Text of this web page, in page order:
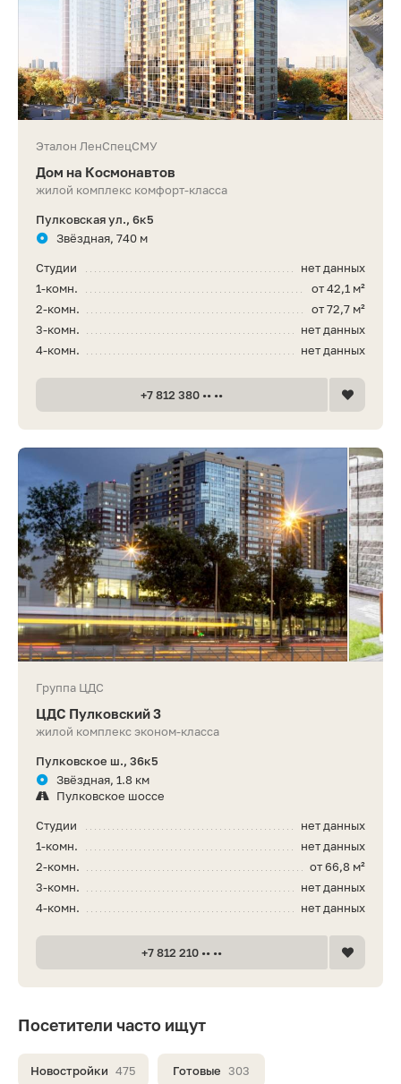
Посетители часто ищут
Новостройки 475 Готовые 303
Эталон ЛенСпецСМУ
Дом на Космонавтов
жилой комплекс комфорт-класса
Пулковская ул., 6к5
Звёздная, 740 м
нет данных
Студии
от 42,1 м²
1-комн.
от 72,7 м²
2-комн.
нет данных
3-комн.
нет данных
4-комн.
+7 812 380 •• ••
Группа ЦДС
ЦДС Пулковский 3
жилой комплекс эконом-класса
Пулковское ш., 36к5
Звёздная, 1.8 км
Пулковское шоссе
нет данных
Студии
нет данных
1-комн.
от 66,8 м²
2-комн.
нет данных
3-комн.
нет данных
4-комн.
+7 812 210 •• ••